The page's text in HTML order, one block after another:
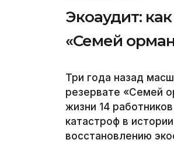
Экоаудит:
«Семей
Три года назад
резервате «Семей
жизни 14
катастроф в
восстановлению